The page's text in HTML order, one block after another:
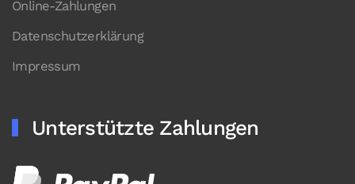
Online-Zahlungen
Datenschutzerklärung
Impressum
Unterstützte Zahlungen